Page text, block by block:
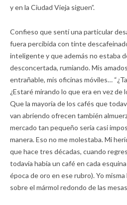
y en la Ciudad Vieja siguen”.
Confieso que sentí una particular
fuera percibida con tinte
inteligente y que además no estaba
desconcertada, rumiando. Mis
entrañable, mis oficinas móviles…
¿Estaré mirando lo que era en vez de
Que la mayoría de los cafés que
van abriendo ofrecen también
mercado tan pequeño sería casi
manera. Eso no me molestaba. Mi
que hace tres décadas, cuando
todavía había un café en cada
época de oro en ese rubro). Yo
sobre el mármol redondo de las